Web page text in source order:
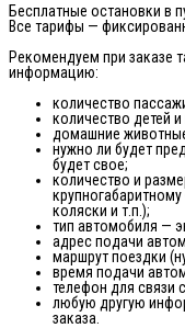
Бесплатные остановки в
Все тарифы —
Рекомендуем при заказе
информацию:
количество
количество детей и
домашние
нужно ли будет
будет свое;
количество и
коляски и т.п.);
тип автомобиля —
адрес подачи
маршрут поездки
время подачи
телефон для связи
любую другую
заказа.